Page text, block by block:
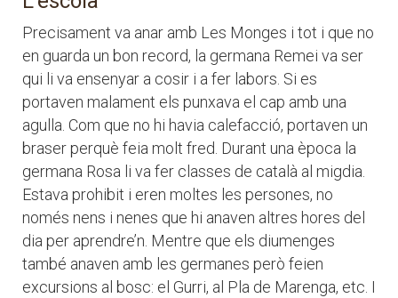
Precisament va anar amb Les Monges i tot i que no
en guarda un bon record, la germana Remei va ser
qui li va ensenyar a cosir i a fer labors. Si es
portaven malament els punxava el cap amb una
agulla. Com que no hi havia calefacció, portaven un
braser perquè feia molt fred. Durant una època la
germana Rosa li va fer classes de català al migdia.
Estava prohibit i eren moltes les persones, no
només nens i nenes que hi anaven altres hores del
dia per aprendre’n. Mentre que els diumenges
també anaven amb les germanes però feien
excursions al bosc: el Gurri, al Pla de Marenga, etc. I